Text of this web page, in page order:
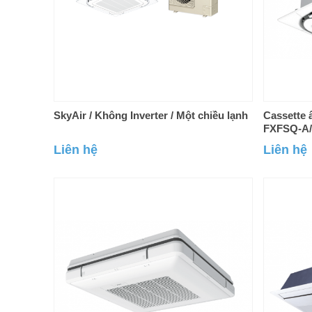
SkyAir / Không Inverter / Một chiều lạnh
Liên hệ
Cassette
FXFSQ-
Liên hệ